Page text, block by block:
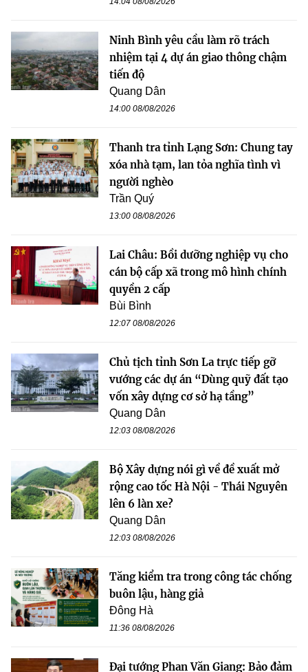
Ninh Bình yêu cầu làm rõ trách
nhiệm tại 4 dự án giao thông chậm
tiến độ
Quang Dân
14:00 08/08/2026
Thanh tra tỉnh Lạng Sơn: Chung tay
xóa nhà tạm, lan tỏa nghĩa tình vì
người nghèo
Trần Quý
13:00 08/08/2026
Lai Châu: Bồi dưỡng nghiệp vụ cho
cán bộ cấp xã trong mô hình chính
quyền 2 cấp
Bùi Bình
12:07 08/08/2026
Chủ tịch tỉnh Sơn La trực tiếp gỡ
vướng các dự án “Dùng quỹ đất tạo
vốn xây dựng cơ sở hạ tầng”
Quang Dân
12:03 08/08/2026
Bộ Xây dựng nói gì về đề xuất mở
rộng cao tốc Hà Nội - Thái Nguyên
lên 6 làn xe?
Quang Dân
12:03 08/08/2026
Tăng kiểm tra trong công tác chống
buôn lậu, hàng giả
Đông Hà
11:36 08/08/2026
Đại tướng Phan Văn Giang: Bảo đảm